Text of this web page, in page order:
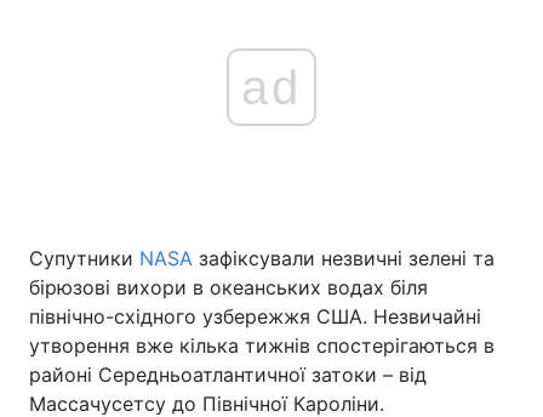
ad
Супутники NASA зафіксували незвичні зелені та
бірюзові вихори в океанських водах біля
північно-східного узбережжя США. Незвичайні
утворення вже кілька тижнів спостерігаються в
районі Середньоатлантичної затоки – від
Массачусетсу до Північної Кароліни.